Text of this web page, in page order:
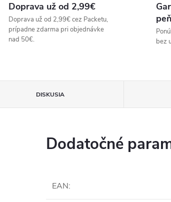
Doprava už od 2,99€
Doprava už od 2,99€ cez Packetu,
prípadne zdarma pri objednávke
nad 50€.
bez
DISKUSIA
Dodatočné
EAN: